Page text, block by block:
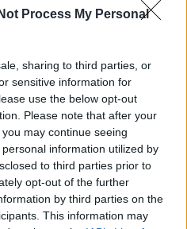
Process My Personal
sharing to third parties, or
sensitive information for
use the below opt-out
Please note that after your
may continue seeing
information utilized by
to third parties prior to
opt-out of the further
by third parties on the
This information may
i LKS Hłudno
rozegrane
gr. II (20. kolejki - Krosno > Klasa B,
znajdziesz
wynik meczu, strzelców
i informacje o przebiegu
danych dla kibiców i pasjonatów
nie widzisz tutaj danych z pewnością
LKS Hłudno
publikujemyoficjalny wynik
jeśli są dostępne.
jest tutaj:Krosno > Klasa B,